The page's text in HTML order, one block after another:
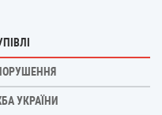
УКРАЇНИ